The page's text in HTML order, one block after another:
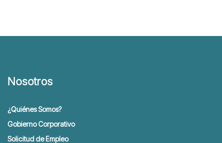
Nosotros
¿Quiénes Somos?
Gobierno Corporativo
Solicitud de Empleo